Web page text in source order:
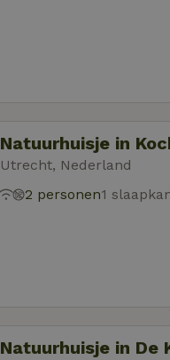
Natuurhuisje in
Utrecht, Nederland
2 personen1
Natuurhuisje in De